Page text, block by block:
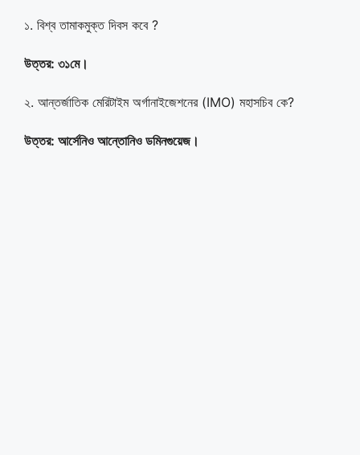
১. বিশ্ব তামাকমুক্ত দিবস কবে ?
উত্তর: ৩১মে।
২. আন্তর্জাতিক মেরিটাইম অর্গানাইজেশনের (IMO) মহাসচিব কে?
উত্তর: আর্সেনিও আন্তোনিও ডমিনগুয়েজ।